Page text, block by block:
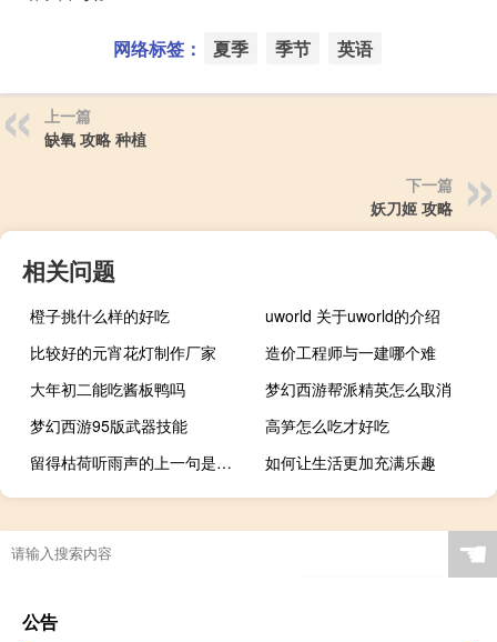
网络标签： 夏季 季节 英语
上一篇
缺氧 攻略 种植
下一篇
妖刀姬 攻略
相关问题
橙子挑什么样的好吃
uworld 关于uworld的介绍
比较好的元宵花灯制作厂家
造价工程师与一建哪个难
大年初二能吃酱板鸭吗
梦幻西游帮派精英怎么取消
梦幻西游95版武器技能
高笋怎么吃才好吃
留得枯荷听雨声的上一句是什么
如何让生活更加充满乐趣
☚
公告